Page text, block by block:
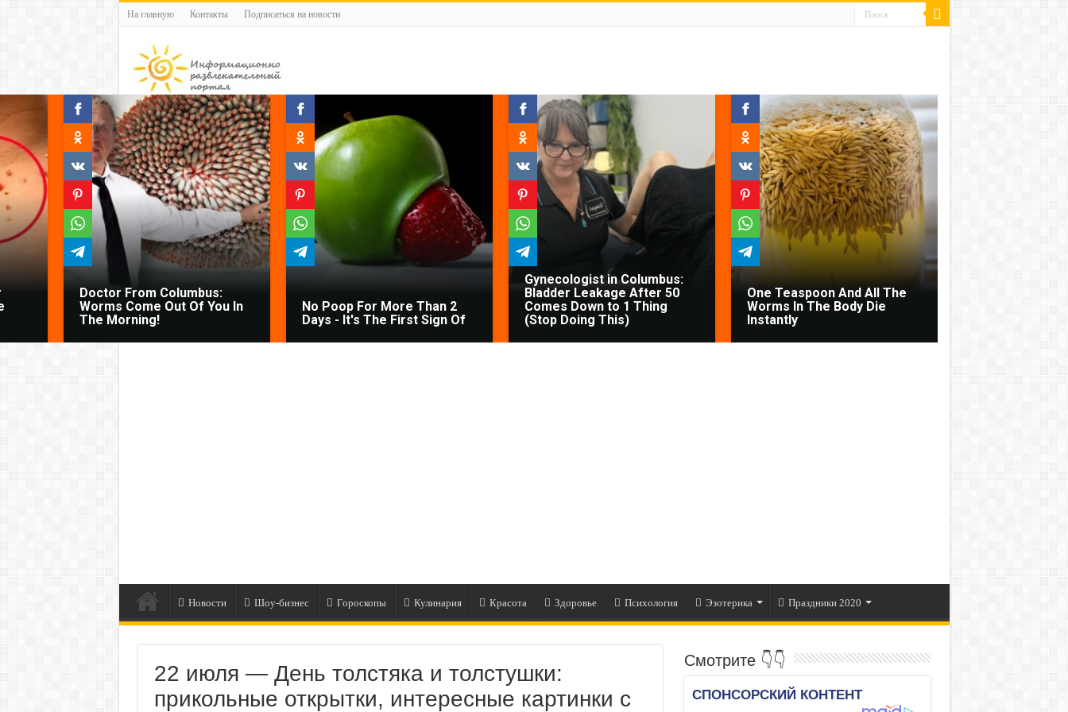
На главную Контакты Подписаться на новости
Doctor From Columbus:
Worms Come Out Of You In
The Morning!
No Poop For More Than 2
Days - It's The First Sign Of
Gynecologist in Columbus:
Bladder Leakage After 50
Comes Down to 1 Thing
(Stop Doing This)
One Teaspoon And All The
Worms In The Body Die
Instantly
Новости Шоу-бизнес Гороскопы Кулинария Красота Здоровье Психология Эзотерика Праздники 2020
22 июля — День толстяка и толстушки:
прикольные открытки, интересные картинки с
Смотрите 👇👇